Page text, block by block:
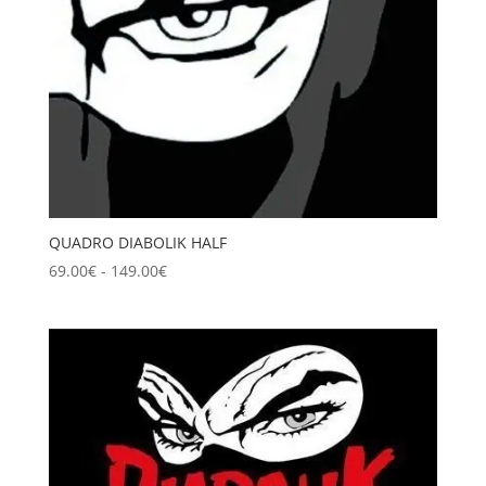
QUADRO DIABOLIK HALF
69.00€ - 149.00€Fascia
69.00€
a
149.00€